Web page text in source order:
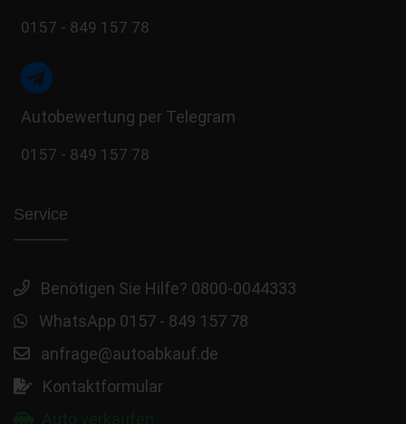
0157 - 849 157 78
Autobewertung per Telegram
0157 - 849 157 78
Service
Benötigen Sie Hilfe? 0800-0044333
WhatsApp 0157 - 849 157 78
anfrage@autoabkauf.de
Kontaktformular